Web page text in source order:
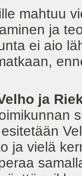
mahtuu
ja
ei aio
ja
ja vielä